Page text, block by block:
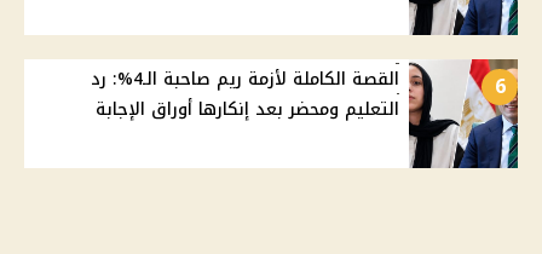
6
القصة الكاملة لأزمة ريم صاحبة الـ4%: رد
التعليم ومحضر بعد إنكارها أوراق الإجابة